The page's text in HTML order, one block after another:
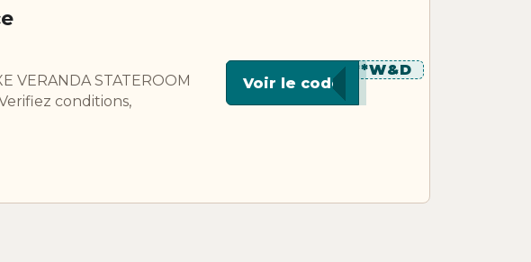
VERANDA STATEROOM
conditions,
********W&D
Voir le code